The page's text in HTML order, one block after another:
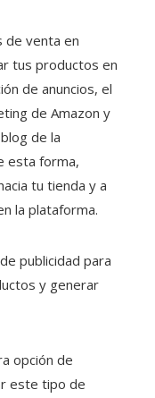
de venta en
tus productos en
de anuncios, el
de Amazon y
de la
esta forma,
tu tienda y a
la plataforma.
publicidad para
y generar
opción de
este tipo de